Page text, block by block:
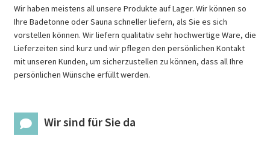
Wir haben meistens all unsere Produkte auf Lager. Wir können so
Ihre Badetonne oder Sauna schneller liefern, als Sie es sich
vorstellen können. Wir liefern qualitativ sehr hochwertige Ware, die
Lieferzeiten sind kurz und wir pflegen den persönlichen Kontakt
mit unseren Kunden, um sicherzustellen zu können, dass all Ihre
persönlichen Wünsche erfüllt werden.
Wir sind für Sie da